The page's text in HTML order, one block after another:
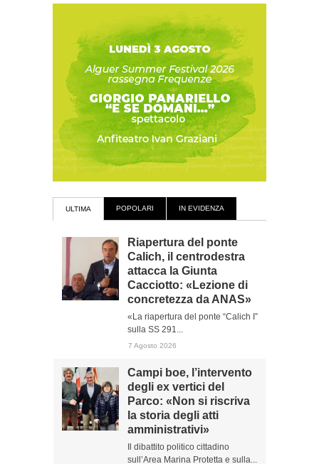
ULTIMA POPOLARI IN EVIDENZA
Riapertura del ponte
Calich, il centrodestra
attacca la Giunta
Cacciotto: «Lezione di
concretezza da ANAS»
«La riapertura del ponte “Calich I”
sulla SS 291...
7 Agosto 2026
Campi boe, l’intervento
degli ex vertici del
Parco: «Non si riscriva
la storia degli atti
amministrativi»
Il dibattito politico cittadino
sull’Area Marina Protetta e sulla...